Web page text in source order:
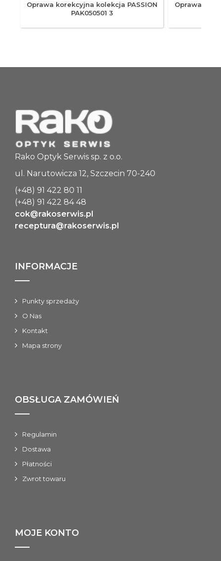
Oprawa korekcyjna kolekcja PASSION
PAK050501 3
Oprawa
Rako Optyk Serwis sp. z o.o.
ul. Narutowicza 12, Szczecin 70-240
(+48) 91 422 80 11
(+48) 91 422 84 48
cok@rakoserwis.pl
receptura@rakoserwis.pl
INFORMACJE
Punkty sprzedaży
O Nas
Kontakt
Mapa strony
OBSŁUGA ZAMÓWIEŃ
Regulamin
Dostawa
Płatności
Zwrot towaru
MOJE KONTO